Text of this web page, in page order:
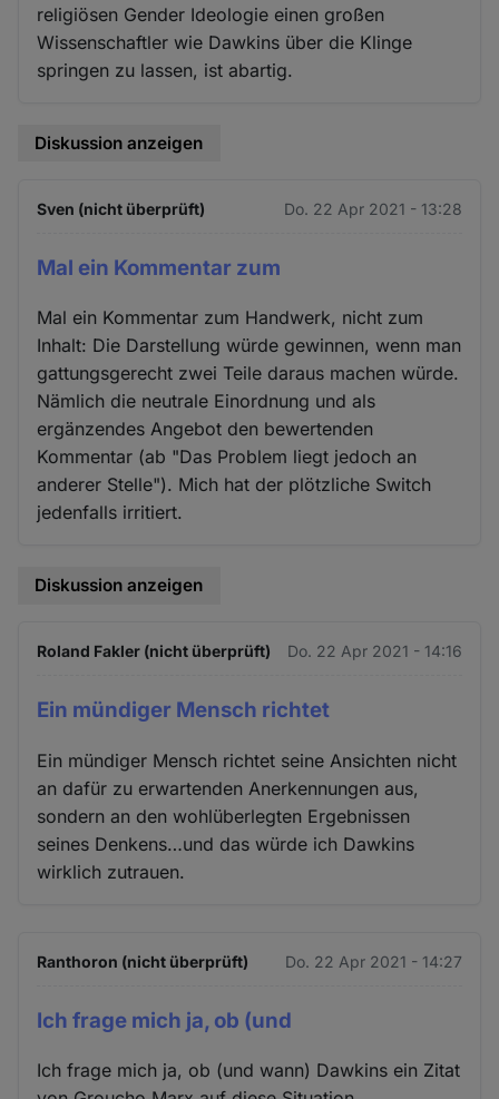
religiösen Gender Ideologie einen großen
Wissenschaftler wie Dawkins über die Klinge
springen zu lassen, ist abartig.
Diskussion anzeigen
Sven (nicht überprüft) Do. 22 Apr 2021 - 13:28
Mal ein Kommentar zum
Mal ein Kommentar zum Handwerk, nicht zum
Inhalt: Die Darstellung würde gewinnen, wenn man
gattungsgerecht zwei Teile daraus machen würde.
Nämlich die neutrale Einordnung und als
ergänzendes Angebot den bewertenden
Kommentar (ab "Das Problem liegt jedoch an
anderer Stelle"). Mich hat der plötzliche Switch
jedenfalls irritiert.
Diskussion anzeigen
Roland Fakler (nicht überprüft) Do. 22 Apr 2021 - 14:16
Ein mündiger Mensch richtet
Ein mündiger Mensch richtet seine Ansichten nicht
an dafür zu erwartenden Anerkennungen aus,
sondern an den wohlüberlegten Ergebnissen
seines Denkens…und das würde ich Dawkins
wirklich zutrauen.
Ranthoron (nicht überprüft) Do. 22 Apr 2021 - 14:27
Ich frage mich ja, ob (und
Ich frage mich ja, ob (und wann) Dawkins ein Zitat